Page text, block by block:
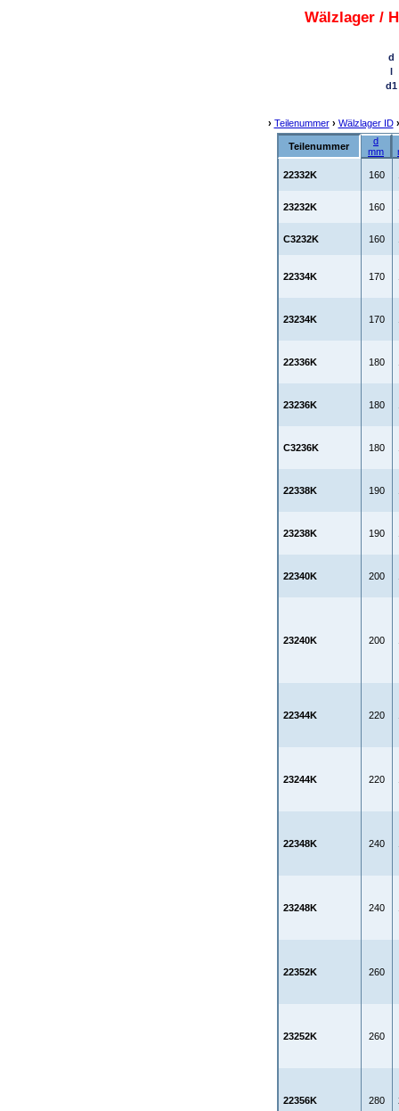
Wälzlager /
d
l
d1
› Teilenummer › Wälzlager ID ›
Teilenummer
d
mm
22332K 160
23232K 160
C3232K 160
22334K 170
23234K 170
22336K 180
23236K 180
C3236K 180
22338K 190
23238K 190
22340K 200
23240K 200
22344K 220
23244K 220
22348K 240
23248K 240
22352K 260
23252K 260
22356K 280